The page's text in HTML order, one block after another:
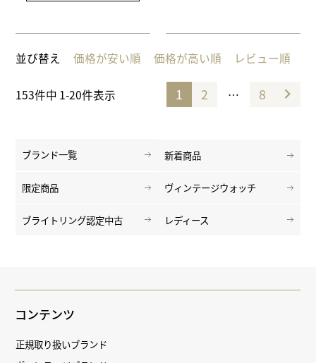
ブランド一覧 新着商品
限定商品 ヴィンテージウォッチ
ブライトリング認定中古 レディース
並び替え 価格が安い順 価格が高い順 レビュー順
153件中 1-20件表示 1 2 … 8
コンテンツ
正規取り扱いブランド